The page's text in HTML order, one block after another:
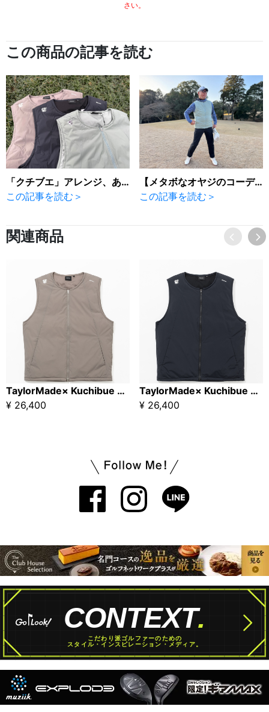
さい。
この商品の記事を読む
「クチブエ」アレンジ、あったか「テーラーメイド」。
この記事を読む＞
【メタボなオヤジのコーデ日記】「テーラー」の中綿ベスト、カラーがカワイイ！
この記事を読む＞
関連商品
TaylorMade× Kuchibue Golf Gentleman 中綿ベスト アシッドブラウン【GO/LOOK!限定販売】
¥ 26,400
TaylorMade× Kuchibue Golf Gentleman 中綿ベスト ブラック【GO/LOOK!限定販売】
¥ 26,400